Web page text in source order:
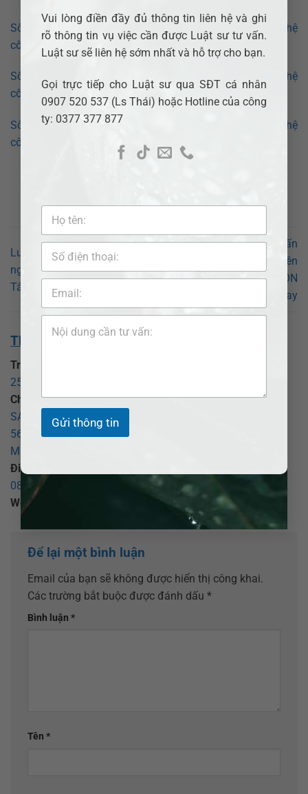
Vui lòng điền đầy đủ thông tin liên hệ và ghi
rõ thông tin vụ việc cần được Luật sư tư vấn.
Luật sư sẽ liên hệ sớm nhất và hỗ trợ cho bạn.
Gọi trực tiếp cho Luật sư qua SĐT cá nhân
0907 520 537 (Ls Thái) hoặc Hotline của công
ty: 0377 377 877
Gửi thông tin
Số điện thoại luật sư tư vấn tại Phường Sài Gòn: Liên hệ
công ty Luật ADB SAIGON ngay
Số điện thoại luật sư tư vấn tại Phường Tân Định: Liên hệ
công ty Luật ADB SAIGON ngay
Số điện thoại luật sư tư vấn tại Phường Long Bình: Liên hệ
công ty Luật ADB SAIGON ngay
Luật sư tư vấn Kết hôn với
người nước ngoài tại Phường
Tân Hòa
Số điện thoại luật sư tư vấn
tại Phường Xóm Chiếu: Liên
hệ công ty Luật ADB SAIGON
ngay
THÔNG TIN VỀ CHÚNG TÔI:
Trụ sở chính:
25 Đồng Xoài, phường Tân Bình, TP Hồ Chí Minh
Chi nhánh Bình Dương:CÔNG TY LUẬT TNHH ADB
SAIGON – CHI NHÁNH BÌNH DƯƠNG
569 Đại lộ Bình Dương, phường Thủ Dầu Một, TP Hồ Chí
Minh
Điện thoại:
0855.017.017
0907 520 537
Website:
Email: info@adbsaigon.com
Để lại một bình luận
Email của bạn sẽ không được hiển thị công khai.
Các trường bắt buộc được đánh dấu *
Bình luận *
Tên *